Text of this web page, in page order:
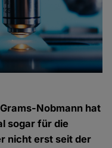
Nobmann hat
sogar für die
nicht erst seit der